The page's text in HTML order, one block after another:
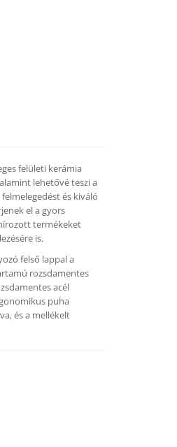
felületi kerámia
lehetővé teszi a
és kiváló
el a gyors
termékeket
is.
felső lappal a
rozsdamentes
acél
puha
és a mellékelt